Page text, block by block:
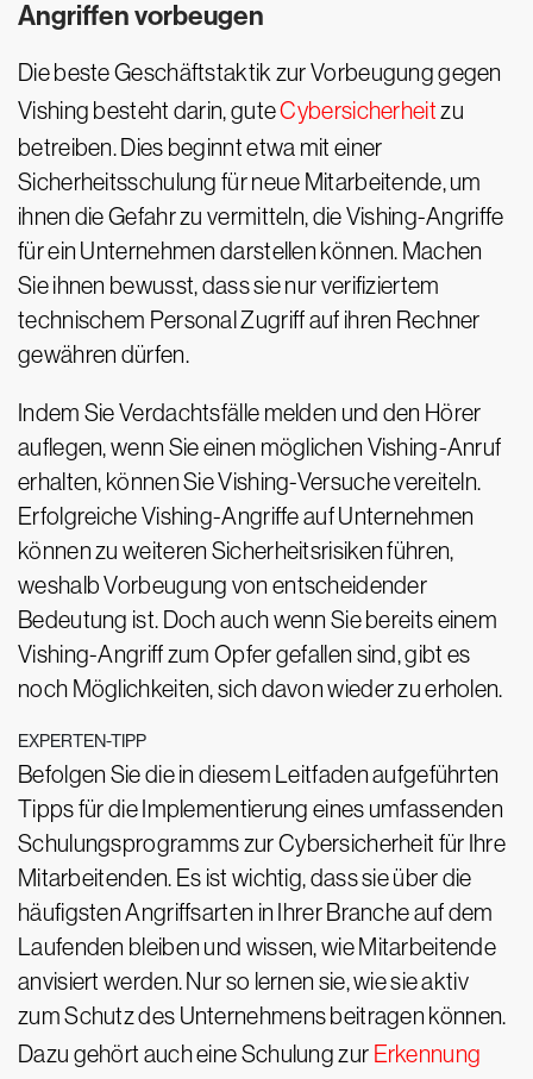
Angriffen vorbeugen
Die beste Geschäftstaktik zur Vorbeugung gegen
Vishing besteht darin, guteCybersicherheitzu
betreiben. Dies beginnt etwa mit einer
Sicherheitsschulung für neue Mitarbeitende, um
ihnen die Gefahr zu vermitteln, die Vishing-Angriffe
für ein Unternehmen darstellen können. Machen
Sie ihnen bewusst, dass sie nur verifiziertem
technischem Personal Zugriff auf ihren Rechner
gewähren dürfen.
Indem Sie Verdachtsfälle melden und den Hörer
auflegen, wenn Sie einen möglichen Vishing-Anruf
erhalten, können Sie Vishing-Versuche vereiteln.
Erfolgreiche Vishing-Angriffe auf Unternehmen
können zu weiteren Sicherheitsrisiken führen,
weshalb Vorbeugung von entscheidender
Bedeutung ist. Doch auch wenn Sie bereits einem
Vishing-Angriff zum Opfer gefallen sind, gibt es
noch Möglichkeiten, sich davon wieder zu erholen.
EXPERTEN-TIPP
Befolgen Sie die in diesem Leitfaden aufgeführten
Tipps für die Implementierung eines umfassenden
Schulungsprogramms zur Cybersicherheit für Ihre
Mitarbeitenden. Es ist wichtig, dass sie über die
häufigsten Angriffsarten in Ihrer Branche auf dem
Laufenden bleiben und wissen, wie Mitarbeitende
anvisiert werden. Nur so lernen sie, wie sie aktiv
zum Schutz des Unternehmens beitragen können.
Dazu gehört auch eine Schulung zur Erkennung